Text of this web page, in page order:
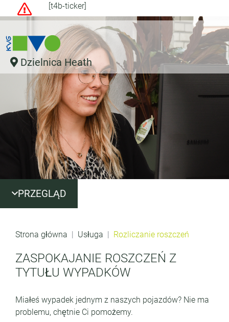
[t4b-ticker]
Dzielnica Heath
PRZEGLĄD
Strona główna Usługa Rozliczanie roszczeń
ZASPOKAJANIE ROSZCZEŃ Z
TYTUŁU WYPADKÓW
Miałeś wypadek jednym z naszych pojazdów? Nie ma
problemu, chętnie Ci pomożemy.